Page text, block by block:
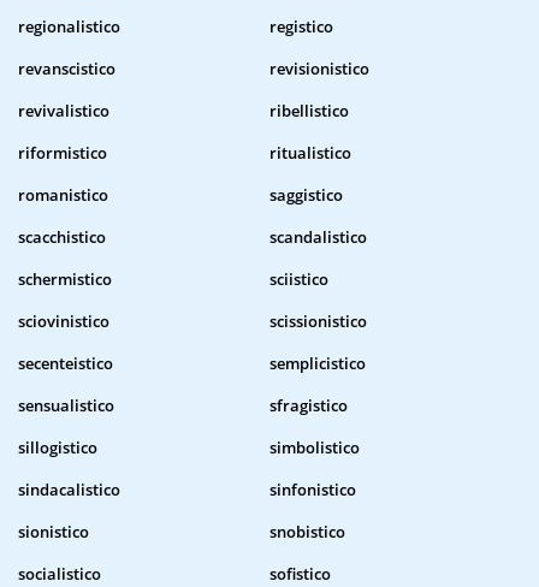
regionalistico
registico
revanscistico
revisionistico
revivalistico
ribellistico
riformistico
ritualistico
romanistico
saggistico
scacchistico
scandalistico
schermistico
sciistico
sciovinistico
scissionistico
secenteistico
semplicistico
sensualistico
sfragistico
sillogistico
simbolistico
sindacalistico
sinfonistico
sionistico
snobistico
socialistico
sofistico